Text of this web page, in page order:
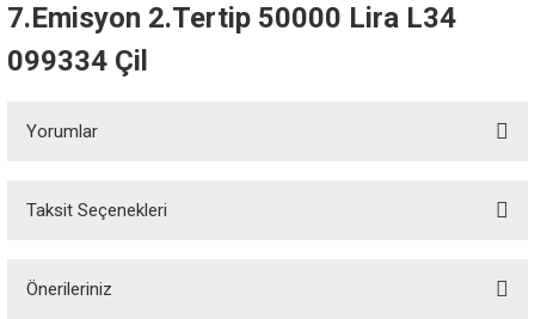
7.Emisyon 2.Tertip 50000 Lira L34
099334 Çil
Yorumlar
Taksit Seçenekleri
Önerileriniz